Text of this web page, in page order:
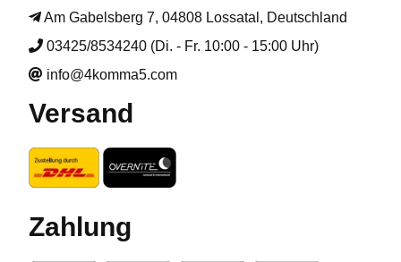
Am Gabelsberg 7, 04808 Lossatal, Deutschland
03425/8534240 (Di. - Fr. 10:00 - 15:00 Uhr)
info@4komma5.com
Versand
Zahlung